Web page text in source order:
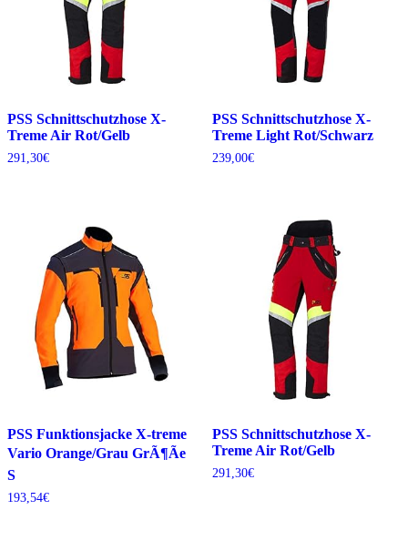
PSS Schnittschutzhose X-
Treme Air Rot/Gelb
291,30€
PSS Schnittschutzhose X-
Treme Light Rot/Schwarz
239,00€
PSS Funktionsjacke X-treme
Vario Orange/Grau GrÃ¶Ãe
S
193,54€
PSS Schnittschutzhose X-
Treme Air Rot/Gelb
291,30€